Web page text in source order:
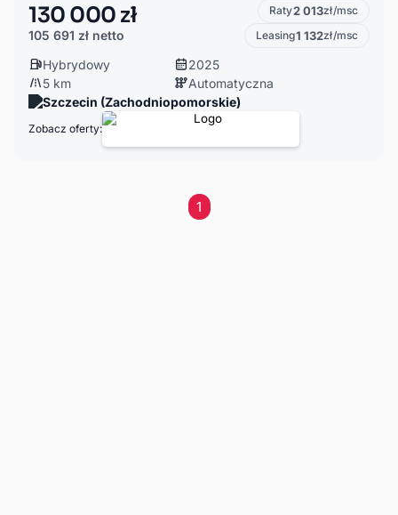
130 000 zł
105 691 zł netto
Raty2 013zł/msc
Leasing1 132zł/msc
Hybrydowy
2025
5 km
Automatyczna
Szczecin (Zachodniopomorskie)
Zobacz oferty:
1